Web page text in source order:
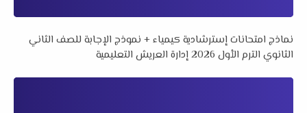
نماذج امتحانات إسترشادية كيمياء + نموذج الإجابة للصف الثاني
الثانوي الترم الأول 2026 إدارة العريش التعليمية